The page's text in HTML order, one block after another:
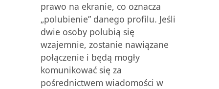
prawo na ekranie, co oznacza
„polubienie” danego profilu. Jeśli
dwie osoby polubią się
wzajemnie, zostanie nawiązane
połączenie i będą mogły
komunikować się za
pośrednictwem wiadomości w